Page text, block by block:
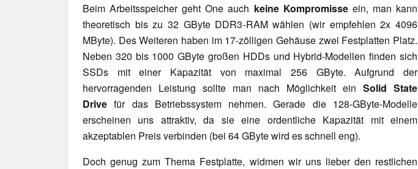
Beim Arbeitsspeicher geht One auch keine Kompromisseein, man kann
theoretisch bis zu 32 GByte DDR3-RAM wählen (wir empfehlen 2x 4096
MByte). Des Weiteren haben im 17-zölligen Gehäuse zwei Festplatten Platz.
Neben 320 bis 1000 GByte großen HDDs und Hybrid-Modellen finden sich
SSDs mit einer Kapazität von maximal 256 GByte. Aufgrund der
hervorragenden Leistung sollte man nach Möglichkeit ein Solid State
Drive für das Betriebssystem nehmen. Gerade die 128-GByte-Modelle
erscheinen uns attraktiv, da sie eine ordentliche Kapazität mit einem
akzeptablen Preis verbinden (bei 64 GByte wird es schnell eng).
Doch genug zum Thema Festplatte, widmen wir uns lieber den restlichen